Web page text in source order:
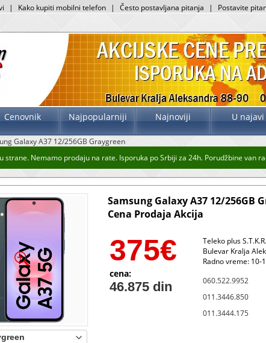
| Kako kupiti mobilni telefon | Često postavljana pitanja | Postavite
Cenovnik Najpopularniji Najnoviji U najavi
Galaxy A37 12/256GB Graygreen
Nemamo prodaju na rate. Isporuka po Srbiji za 24h. Porudžbine van
Samsung Galaxy A37 12/256GB
Cena Prodaja Akcija
375€
cena:
46.875 din
Teleko plus S.T.K.R.
Bulevar Kralja
Radno vreme: 10-
060.522.9952
011.3446.850
011.3444.175